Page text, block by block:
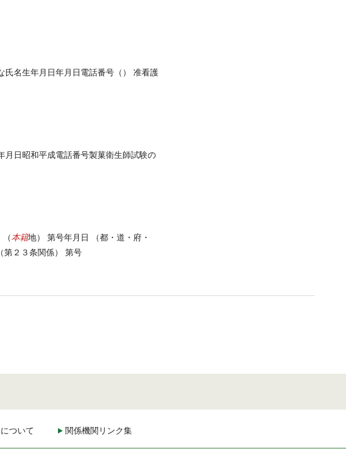
氏名生年月日年月日電話番号（） 准看護
月日昭和平成電話番号製菓衛生師試験の
（本籍地） 第号年月日 （都・道・府・
第２３条関係） 第号
ついて 関係機関リンク集